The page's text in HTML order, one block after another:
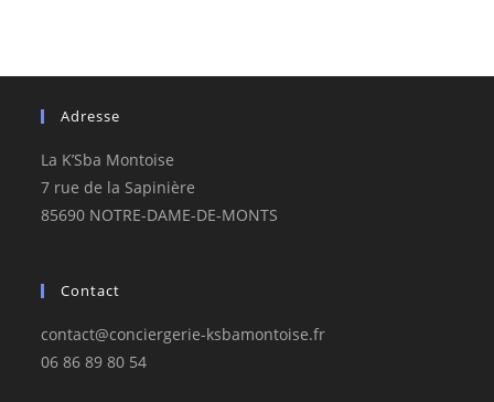
Adresse
La K’Sba Montoise
7 rue de la Sapinière
85690 NOTRE-DAME-DE-MONTS
Contact
contact@conciergerie-ksbamontoise.fr
06 86 89 80 54